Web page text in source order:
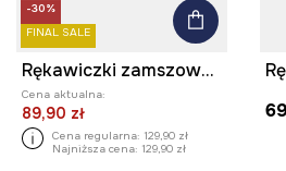
-30%
FINAL SALE
Rękawiczki zamszowe damskie z fakturą
Cena aktualna:
89,90 zł
Cena regularna: 129,90 zł
Najniższa cena: 129,90 zł